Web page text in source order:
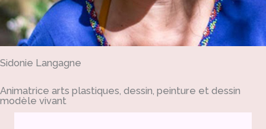
Sidonie Langagne
Animatrice arts plastiques, dessin, peinture et dessin
modèle vivant